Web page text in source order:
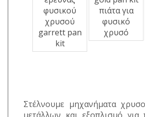
Στέλνουμε μηχανήματα